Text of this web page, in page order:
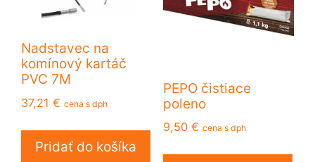
Nadstavec na
komínový kartáč
PVC 7M
37,21 € cena s dph
Pridať do košíka
PEPO čistiace
poleno
9,50 € cena s dph